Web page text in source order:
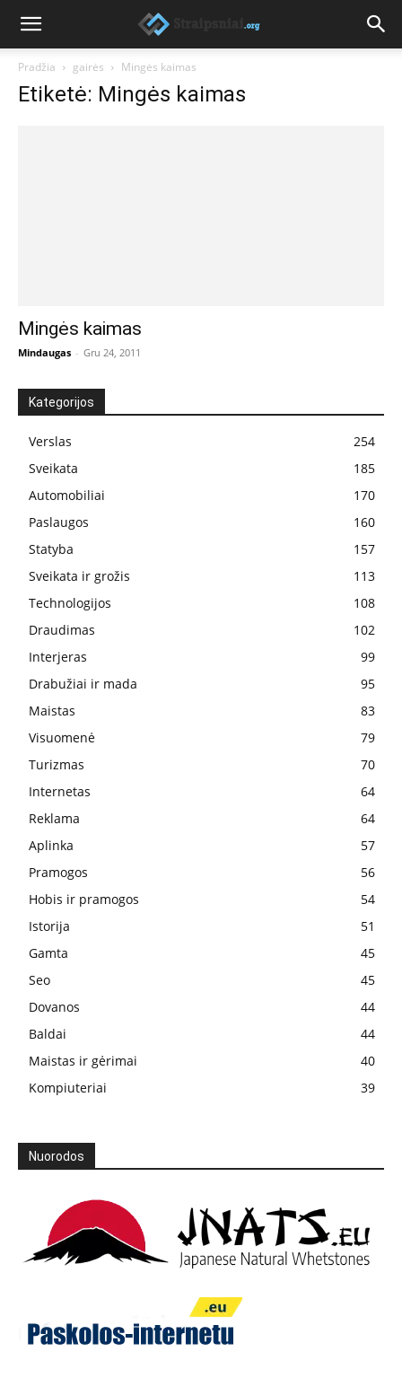
Pradžia gairės Mingės kaimas
Etiketė: Mingės kaimas
Mingės kaimas
Mindaugas - Gru 24, 2011
Kategorijos
Verslas
254
Sveikata
185
Automobiliai
170
Paslaugos
160
Statyba
157
Sveikata ir grožis
113
Technologijos
108
Draudimas
102
Interjeras
99
Drabužiai ir mada
95
Maistas
83
Visuomenė
79
Turizmas
70
Internetas
64
Reklama
64
Aplinka
57
Pramogos
56
Hobis ir pramogos
54
Istorija
51
Gamta
45
Seo
45
Dovanos
44
Baldai
44
Maistas ir gėrimai
40
Kompiuteriai
39
Nuorodos